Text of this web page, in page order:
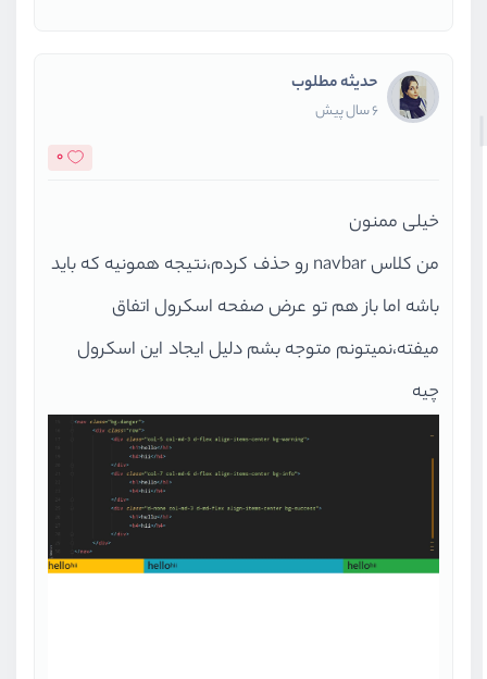
حدیثه مطلوب
6 سال پیش
0
خیلی ممنون
من کلاس navbar رو حذف کردم،نتیجه همونیه که باید
باشه اما باز هم تو عرض صفحه اسکرول اتفاق
میفته،نمیتونم متوجه بشم دلیل ایجاد این اسکرول
چیه